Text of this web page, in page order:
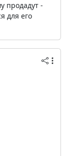
продадут -
для его